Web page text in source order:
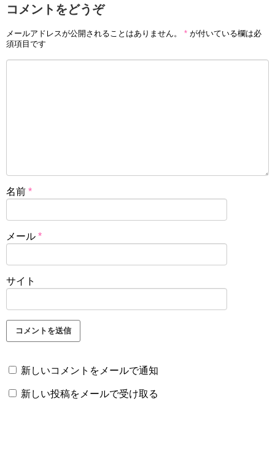
コメントをどうぞ
メールアドレスが公開されることはありません。 * が付いている欄は必
須項目です
名前 *
メール *
サイト
新しいコメントをメールで通知
新しい投稿をメールで受け取る